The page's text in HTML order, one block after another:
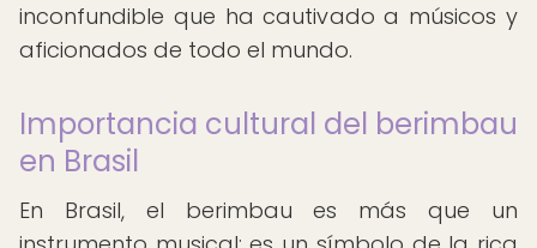
inconfundible que ha cautivado a músicos y
aficionados de todo el mundo.
Importancia cultural del berimbau
en Brasil
En Brasil, el berimbau es más que un